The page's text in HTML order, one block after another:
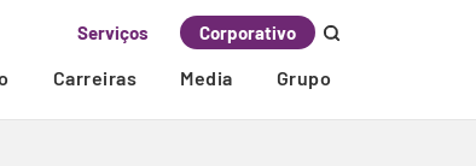
Serviços Corporativo
Carreiras Media Grupo